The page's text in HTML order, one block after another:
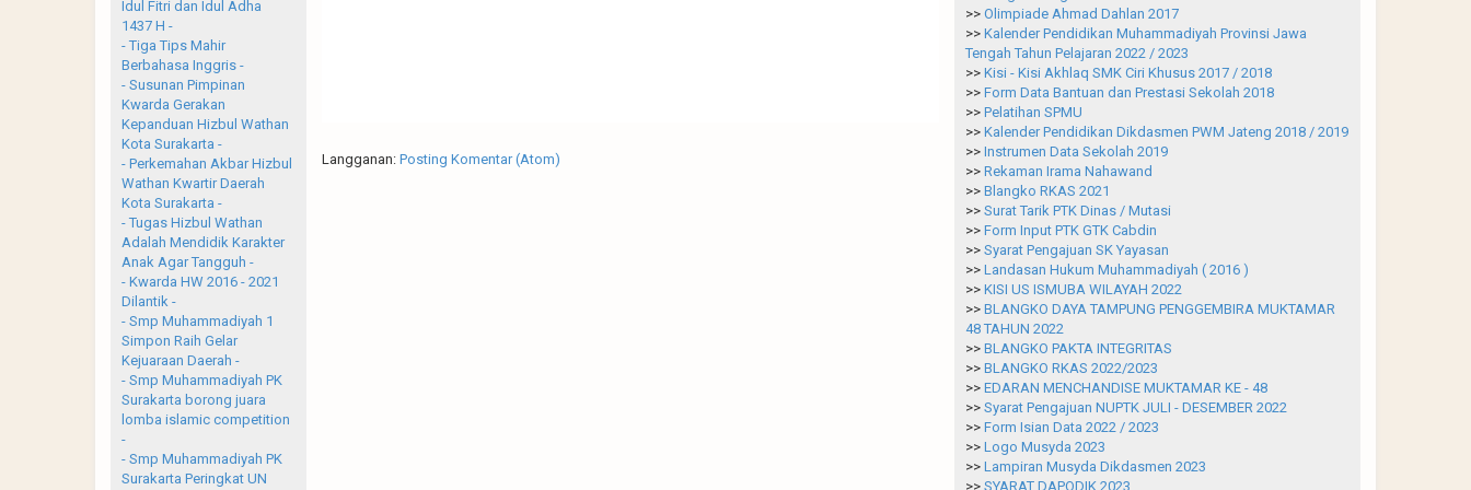
Langganan: Posting Komentar (Atom)
Idul Fitri dan Idul Adha
1437 H -
- Tiga Tips Mahir
Berbahasa Inggris -
- Susunan Pimpinan
Kwarda Gerakan
Kepanduan Hizbul Wathan
Kota Surakarta -
- Perkemahan Akbar Hizbul
Wathan Kwartir Daerah
Kota Surakarta -
- Tugas Hizbul Wathan
Adalah Mendidik Karakter
Anak Agar Tangguh -
- Kwarda HW 2016 - 2021
Dilantik -
- Smp Muhammadiyah 1
Simpon Raih Gelar
Kejuaraan Daerah -
- Smp Muhammadiyah PK
Surakarta borong juara
lomba islamic competition
-
- Smp Muhammadiyah PK
Surakarta Peringkat UN
>> Olimpiade Ahmad Dahlan 2017
>> Kalender Pendidikan Muhammadiyah Provinsi Jawa
Tengah Tahun Pelajaran 2022 / 2023
>> Kisi - Kisi Akhlaq SMK Ciri Khusus 2017 / 2018
>> Form Data Bantuan dan Prestasi Sekolah 2018
>> Pelatihan SPMU
>> Kalender Pendidikan Dikdasmen PWM Jateng 2018 / 2019
>> Instrumen Data Sekolah 2019
>> Rekaman Irama Nahawand
>> Blangko RKAS 2021
>> Surat Tarik PTK Dinas / Mutasi
>> Form Input PTK GTK Cabdin
>> Syarat Pengajuan SK Yayasan
>> Landasan Hukum Muhammadiyah ( 2016 )
>> KISI US ISMUBA WILAYAH 2022
>> BLANGKO DAYA TAMPUNG PENGGEMBIRA MUKTAMAR
48 TAHUN 2022
>> BLANGKO PAKTA INTEGRITAS
>> BLANGKO RKAS 2022/2023
>> EDARAN MENCHANDISE MUKTAMAR KE - 48
>> Syarat Pengajuan NUPTK JULI - DESEMBER 2022
>> Form Isian Data 2022 / 2023
>> Logo Musyda 2023
>> Lampiran Musyda Dikdasmen 2023
>> SYARAT DAPODIK 2023